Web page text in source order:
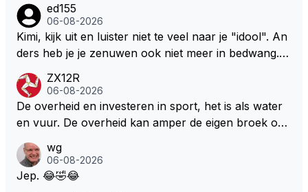
over dan kunnen ze hun eigen uitlaat gassen inade
men maar niet wetende was dat de F1 motor schone
r is dan een normale auto. Dus denk echt niet dat de
ters zullen steunen laat staan om een euro in het cir
cuit Zandvoort te steken
ed155
06-08-2026
Kimi, kijk uit en luister niet te veel naar je "idool". An
ders heb je je zenuwen ook niet meer in bedwang. Zi
Marquez/Jos ? Veel gezelliger
ZX12R
06-08-2026
De overheid en investeren in sport, het is als water
en vuur. De overheid kan amper de eigen broek oph
s. Je kunt de Staat het best vergelijken met de sherif
f van Nottinghem (Robin Hood) welk achter de bom
wg
06-08-2026
Jep. 😂🤣😂